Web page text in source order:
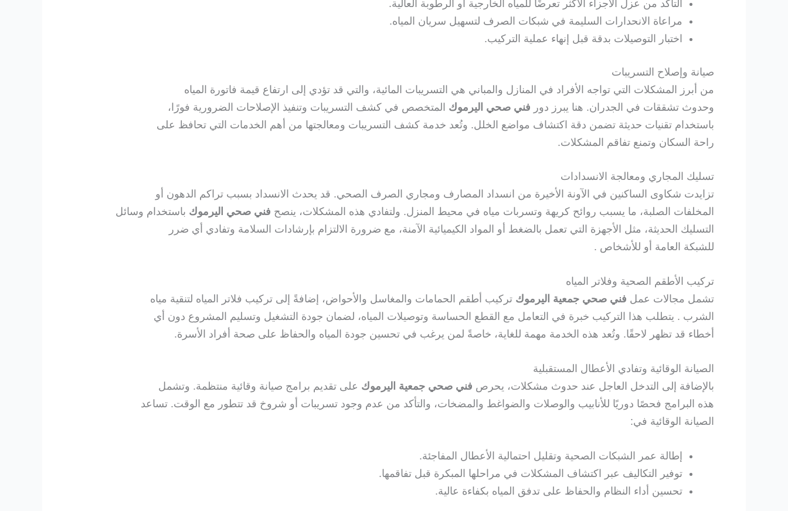
التأكد من عزل الأجزاء الأكثر تعرضًا للمياه الخارجية أو الرطوبة العالية.
مراعاة الانحدارات السليمة في شبكات الصرف لتسهيل سريان المياه.
اختبار التوصيلات بدقة قبل إنهاء عملية التركيب.
صيانة وإصلاح التسريبات
من أبرز المشكلات التي تواجه الأفراد في المنازل والمباني هي التسريبات المائية، والتي قد تؤدي إلى ارتفاع قيمة فاتورة المياه
وحدوث تشققات في الجدران. هنا يبرز دور فني صحي اليرموك المتخصص في كشف التسريبات وتنفيذ الإصلاحات الضرورية فورًا،
باستخدام تقنيات حديثة تضمن دقة اكتشاف مواضع الخلل. وتُعد خدمة كشف التسريبات ومعالجتها من أهم الخدمات التي تحافظ على
راحة السكان وتمنع تفاقم المشكلات.
تسليك المجاري ومعالجة الانسدادات
تزايدت شكاوى الساكنين في الآونة الأخيرة من انسداد المصارف ومجاري الصرف الصحي. قد يحدث الانسداد بسبب تراكم الدهون أو
المخلفات الصلبة، ما يسبب روائح كريهة وتسربات مياه في محيط المنزل. ولتفادي هذه المشكلات، ينصح فني صحي اليرموك باستخدام وسائل
التسليك الحديثة، مثل الأجهزة التي تعمل بالضغط أو المواد الكيميائية الآمنة، مع ضرورة الالتزام بإرشادات السلامة وتفادي أي ضرر
للشبكة العامة أو للأشخاص .
تركيب الأطقم الصحية وفلاتر المياه
تشمل مجالات عمل فني صحي جمعية اليرموك تركيب أطقم الحمامات والمغاسل والأحواض، إضافةً إلى تركيب فلاتر المياه لتنقية مياه
الشرب . يتطلب هذا التركيب خبرة في التعامل مع القطع الحساسة وتوصيلات المياه، لضمان جودة التشغيل وتسليم المشروع دون أي
أخطاء قد تظهر لاحقًا. وتُعد هذه الخدمة مهمة للغاية، خاصةً لمن يرغب في تحسين جودة المياه والحفاظ على صحة أفراد الأسرة.
الصيانة الوقائية وتفادي الأعطال المستقبلية
بالإضافة إلى التدخل العاجل عند حدوث مشكلات، يحرص فني صحي جمعية اليرموك على تقديم برامج صيانة وقائية منتظمة. وتشمل
هذه البرامج فحصًا دوريًا للأنابيب والوصلات والضواغط والمضخات، والتأكد من عدم وجود تسريبات أو شروخ قد تتطور مع الوقت. تساعد
الصيانة الوقائية في:
إطالة عمر الشبكات الصحية وتقليل احتمالية الأعطال المفاجئة.
توفير التكاليف عبر اكتشاف المشكلات في مراحلها المبكرة قبل تفاقمها.
تحسين أداء النظام والحفاظ على تدفق المياه بكفاءة عالية.